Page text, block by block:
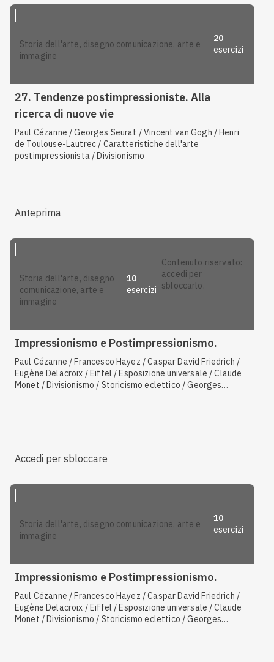
storia dell'arte, disegno comunicazione, arte e
immagine
20
esercizi
27. Tendenze postimpressioniste. Alla
ricerca di nuove vie
Paul Cézanne / Georges Seurat / Vincent van Gogh / Henri
de Toulouse-Lautrec / Caratteristiche dell'arte
postimpressionista / Divisionismo
Anteprima
storia dell'arte, disegno
comunicazione, arte e
immagine
10
esercizi
contenuto riservato:
accedi per
sbloccarlo.
Impressionismo e Postimpressionismo.
Paul Cézanne / Francesco Hayez / Caspar David Friedrich /
Eugène Delacroix / Eiffel / Esposizione universale / Claude
Monet / Divisionismo / Storicismo eclettico / Georges
Accedi per sbloccare
storia dell'arte, disegno comunicazione, arte e
immagine
10
esercizi
Impressionismo e Postimpressionismo.
Paul Cézanne / Francesco Hayez / Caspar David Friedrich /
Eugène Delacroix / Eiffel / Esposizione universale / Claude
Monet / Divisionismo / Storicismo eclettico / Georges